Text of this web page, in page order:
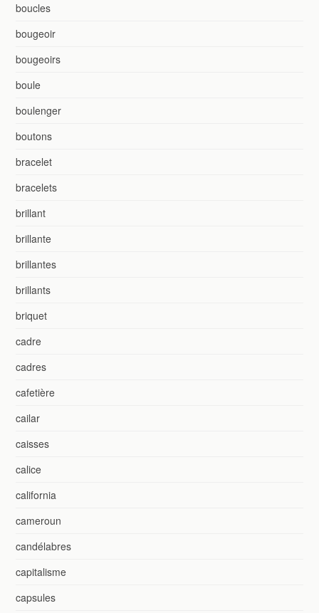
boucles
bougeoir
bougeoirs
boule
boulenger
boutons
bracelet
bracelets
brillant
brillante
brillantes
brillants
briquet
cadre
cadres
cafetière
cailar
caisses
calice
california
cameroun
candélabres
capitalisme
capsules